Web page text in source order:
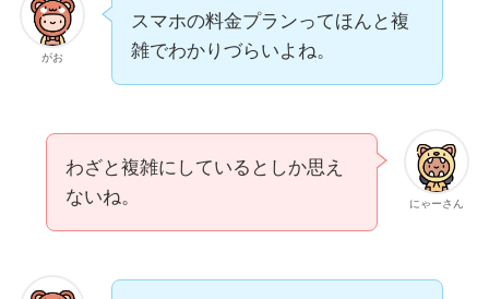
がお
スマホの料金プランってほんと複
雑でわかりづらいよね。
にゃーさん
わざと複雑にしているとしか思え
ないね。